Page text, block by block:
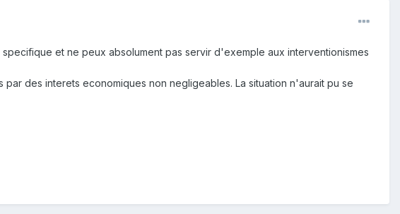
et ne peux absolument pas servir d'exemple aux interventionismes
des interets economiques non negligeables. La situation n'aurait pu se